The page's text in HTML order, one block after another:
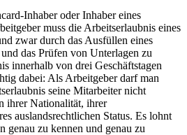
Inhaber oder Inhaber eines
muss die Arbeitserlaubnis eines
zwar durch das Ausfüllen eines
das Prüfen von Unterlagen zu
innerhalb von drei Geschäftstagen
dabei: Als Arbeitgeber darf man
seine Mitarbeiter nicht
ihrer Nationalität, ihrer
auslandsrechtlichen Status. Es lohnt
genau zu kennen und genau zu